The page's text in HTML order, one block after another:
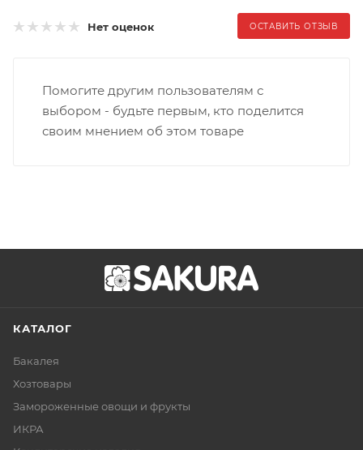
Нет оценок ОСТАВИТЬ ОТЗЫВ
Помогите другим пользователям с
выбором - будьте первым, кто поделится
своим мнением об этом товаре
КАТАЛОГ
Бакалея
Хозтовары
Замороженные овощи и фрукты
ИКРА